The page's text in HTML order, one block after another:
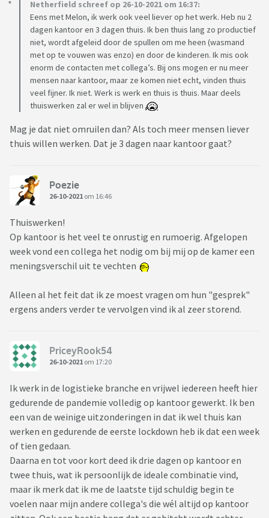
Netherfield schreef op 26-10-2021 om 16:37:
Eens met Melon, ik werk ook veel liever op het werk. Heb nu 2
dagen kantoor en 3 dagen thuis. Ik ben thuis lang zo productief
niet, wordt afgeleid door de spullen om me heen (wasmand
met op te vouwen was enzo) en door de kinderen. Ik mis ook
enorm de contacten met collega’s. Bij ons mogen er nu meer
mensen naar kantoor, maar ze komen niet echt, vinden thuis
veel fijner. Ik niet. Werk is werk en thuis is thuis. Maar deels
thuiswerken zal er wel in blijven
Mag je dat niet omruilen dan? Als toch meer mensen liever
thuis willen werken. Dat je 3 dagen naar kantoor gaat?
Poezie
26-10-2021 om 16:46
Thuiswerken!
Op kantoor is het veel te onrustig en rumoerig. Afgelopen
week vond een collega het nodig om bij mij op de kamer een
meningsverschil uit te vechten
Alleen al het feit dat ik ze moest vragen om hun "gesprek"
ergens anders verder te vervolgen vind ik al zeer storend.
PriceyRook54
26-10-2021 om 17:20
Ik werk in de logistieke branche en vrijwel iedereen heeft hier
gedurende de pandemie volledig op kantoor gewerkt. Ik ben
een van de weinige uitzonderingen in dat ik wel thuis kan
werken en gedurende de eerste lockdown heb ik dat een week
of tien gedaan.
Daarna en tot voor kort deed ik drie dagen op kantoor en
twee thuis, wat ik persoonlijk de ideale combinatie vind,
maar ik merk dat ik me de laatste tijd schuldig begin te
voelen naar mijn andere collega's die wél altijd op kantoor